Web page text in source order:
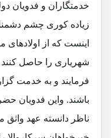
خدمتگاران و فدویان
زیاده کوری چشم
اینست که از
شهریاری را حاصل کنند
فرمایند و به خدمت
باشند. واین فدویان
ناظر دانسته عهد